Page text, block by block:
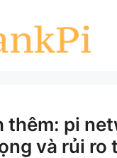
thêm: pi
và rủi ro